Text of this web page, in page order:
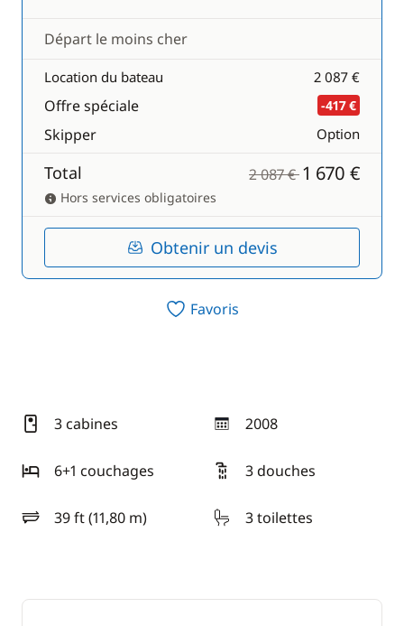
Départ le moins cher
Location du bateau 2 087 €
Offre spéciale -417 €
Skipper Option
Total 2 087 €1 670 €
Hors services obligatoires
Obtenir un devis
Favoris
3 cabines 2008
année
6+1 couchages
3 douches
39 ft (11,80 m)
longueur 3 toilettes